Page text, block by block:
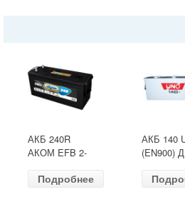
АКБ 240R
АКОМ EFB 2-
(EN1500) ДШВ
Подробнее
АКБ 140
(EN900)
залит